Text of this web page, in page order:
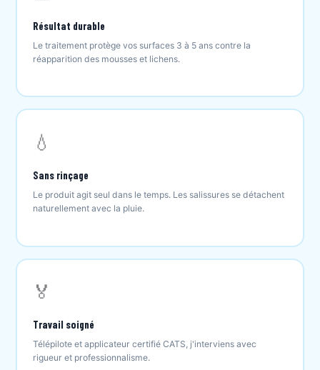
Résultat durable
Le traitement protège vos surfaces 3 à 5 ans contre la
réapparition des mousses et lichens.
💧
Sans rinçage
Le produit agit seul dans le temps. Les salissures se détachent
naturellement avec la pluie.
🏅
Travail soigné
Télépilote et applicateur certifié CATS, j'interviens avec
rigueur et professionnalisme.